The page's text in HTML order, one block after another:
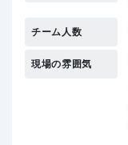
チーム人数
現場の雰囲気